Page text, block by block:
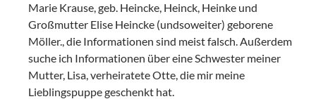
Marie Krause, geb. Heincke, Heinck, Heinke und
Großmutter Elise Heincke (undsoweiter) geborene
Möller., die Informationen sind meist falsch. Außerdem
suche ich Informationen über eine Schwester meiner
Mutter, Lisa, verheiratete Otte, die mir meine
Lieblingspuppe geschenkt hat.